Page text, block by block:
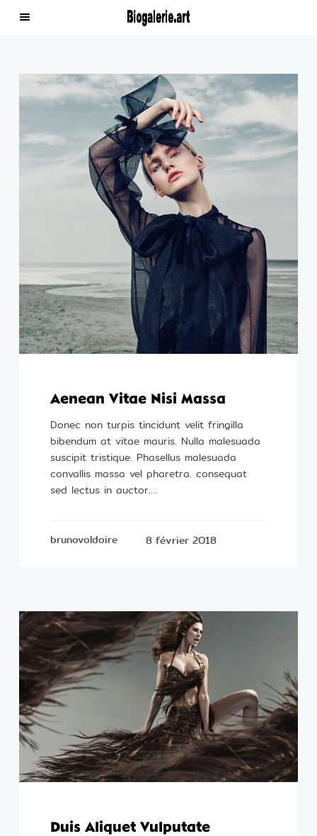
Aenean Vitae Nisi Massa
Donec non turpis tincidunt velit fringilla
bibendum at vitae mauris. Nulla malesuada
suscipit tristique. Phasellus malesuada
convallis massa vel pharetra. consequat
sed lectus in auctor.…
brunovoldoire 8 février 2018
Duis Aliquet Vulputate
Tarifs
Confidentialité
Questions fréquentes
Profile
Designed by Prodsysteme